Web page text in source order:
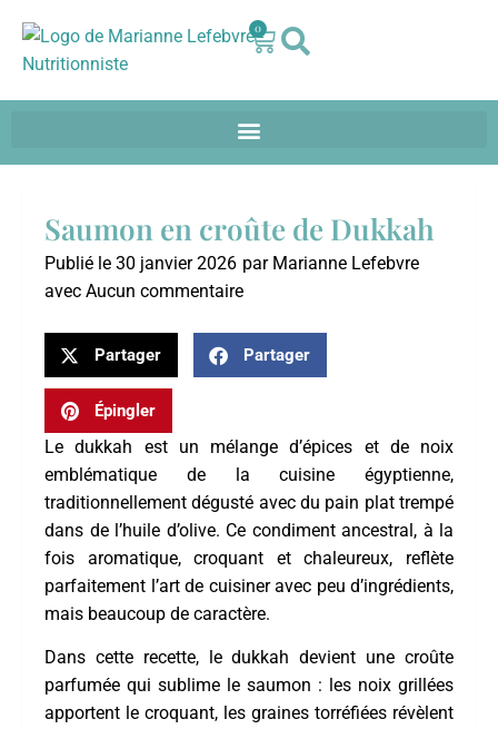
0
Saumon en croûte de Dukkah
Publié le 30 janvier 2026 par Marianne Lefebvre
avec Aucun commentaire
Partager Partager
Épingler
Le dukkah est un mélange d’épices et de noix
emblématique de la cuisine égyptienne,
traditionnellement dégusté avec du pain plat trempé
dans de l’huile d’olive. Ce condiment ancestral, à la
fois aromatique, croquant et chaleureux, reflète
parfaitement l’art de cuisiner avec peu d’ingrédients,
mais beaucoup de caractère.
Dans cette recette, le dukkah devient une croûte
parfumée qui sublime le saumon : les noix grillées
apportent le croquant, les graines torréfiées révèlent